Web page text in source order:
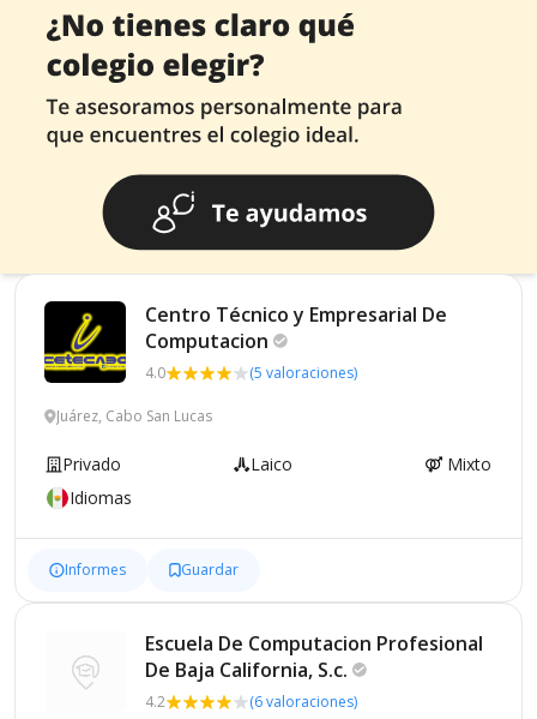
Centro Técnico y Empresarial De
Computacion
4.0 (5 valoraciones)
Juárez, Cabo San Lucas
Privado Laico
Mixto
Idiomas
Informes Guardar
Escuela De Computacion Profesional
De Baja California, S.c.
4.2 (6 valoraciones)